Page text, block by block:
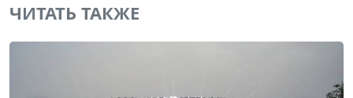
ЧИТАТЬ ТАКЖЕ